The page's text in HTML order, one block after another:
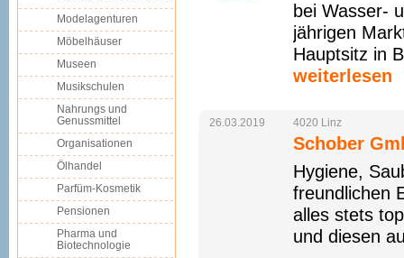
bei Wasser-
jährigen
Hauptsitz in
weiterlesen
26.03.2019 4020 Linz
Schober
Hygiene,
freundlichen
alles stets
und diesen
Modelagenturen
Möbelhäuser
Museen
Musikschulen
Nahrungs und
Genussmittel
Organisationen
Ölhandel
Parfüm-Kosmetik
Pensionen
Pharma und
Biotechnologie